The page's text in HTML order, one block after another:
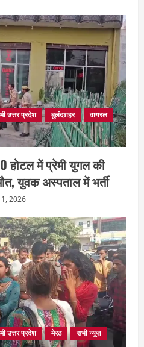
उत्तर प्रदेश बुलंदशहर
वायरल
होटल में प्रेमी युगल की
युवक अस्पताल में भर्ती
2026
उत्तर प्रदेश मेरठ सभी न्यूज़